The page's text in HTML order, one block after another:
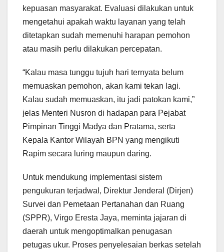
kepuasan masyarakat. Evaluasi dilakukan untuk
mengetahui apakah waktu layanan yang telah
ditetapkan sudah memenuhi harapan pemohon
atau masih perlu dilakukan percepatan.
“Kalau masa tunggu tujuh hari ternyata belum
memuaskan pemohon, akan kami tekan lagi.
Kalau sudah memuaskan, itu jadi patokan kami,”
jelas Menteri Nusron di hadapan para Pejabat
Pimpinan Tinggi Madya dan Pratama, serta
Kepala Kantor Wilayah BPN yang mengikuti
Rapim secara luring maupun daring.
Untuk mendukung implementasi sistem
pengukuran terjadwal, Direktur Jenderal (Dirjen)
Survei dan Pemetaan Pertanahan dan Ruang
(SPPR), Virgo Eresta Jaya, meminta jajaran di
daerah untuk mengoptimalkan penugasan
petugas ukur. Proses penyelesaian berkas setelah